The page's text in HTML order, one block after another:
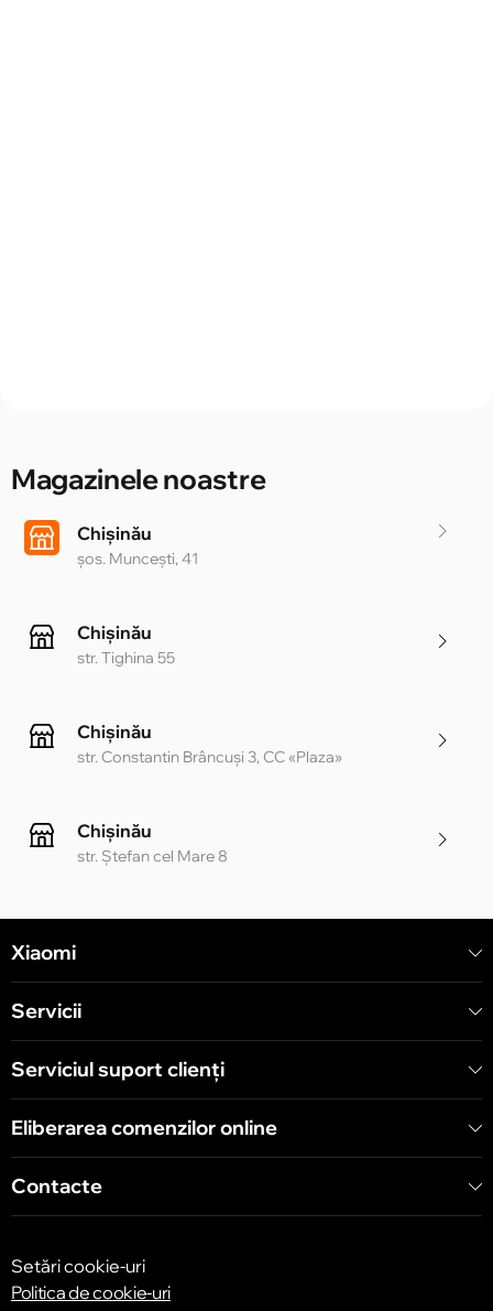
Magazinele noastre
Chișinău
șos. Muncești, 41
Chișinău
str. Tighina 55
Chișinău
str. Constantin Brâncuși 3, CC «Plaza»
Chișinău
str. Ștefan cel Mare 8
Chișinău
str. Arborilor 21, CC «Shopping MallDova»
Xiaomi
Servicii
Serviciul suport clienţi
Eliberarea comenzilor online
Contacte
Setări cookie-uri
Politica de cookie-uri